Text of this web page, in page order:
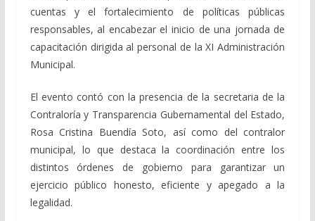
cuentas y el fortalecimiento de políticas públicas
responsables, al encabezar el inicio de una jornada de
capacitación dirigida al personal de la XI Administración
Municipal.
El evento contó con la presencia de la secretaria de la
Contraloría y Transparencia Gubernamental del Estado,
Rosa Cristina Buendía Soto, así como del contralor
municipal, lo que destaca la coordinación entre los
distintos órdenes de gobierno para garantizar un
ejercicio público honesto, eficiente y apegado a la
legalidad.